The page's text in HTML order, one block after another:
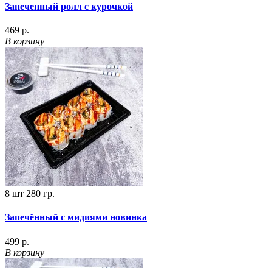
Запеченный ролл с курочкой
469 р.
В корзину
8 шт 280 гр.
Запечённый с мидиями новинка
499 р.
В корзину